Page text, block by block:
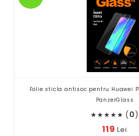
Folie sticla antisoc pentru Huawei
PanzerGlass
★★★★★ (0)
119Lei